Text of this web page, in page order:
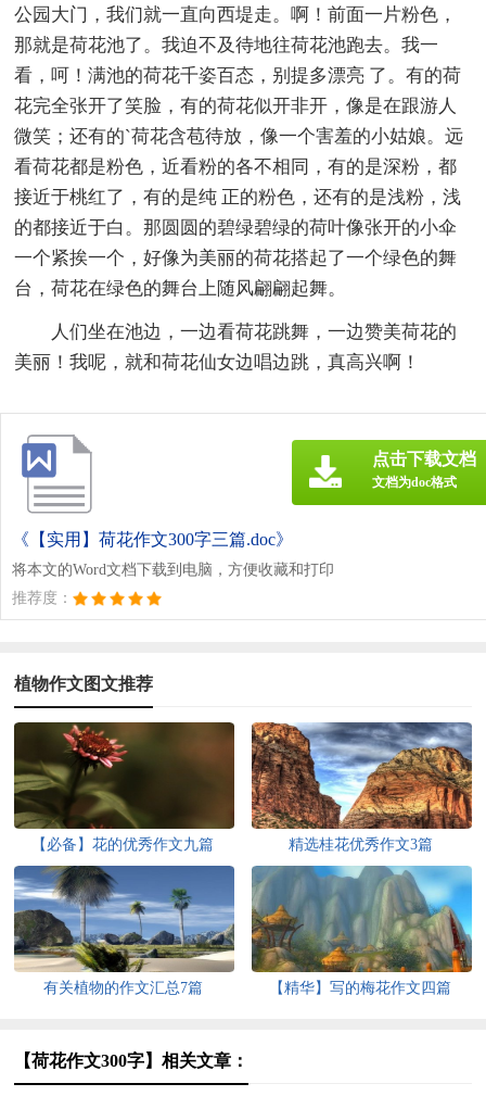
公园大门，我们就一直向西堤走。啊！前面一片粉色，
那就是荷花池了。我迫不及待地往荷花池跑去。我一
看，呵！满池的荷花千姿百态，别提多漂亮 了。有的荷
花完全张开了笑脸，有的荷花似开非开，像是在跟游人
微笑；还有的`荷花含苞待放，像一个害羞的小姑娘。远
看荷花都是粉色，近看粉的各不相同，有的是深粉，都
接近于桃红了，有的是纯 正的粉色，还有的是浅粉，浅
的都接近于白。那圆圆的碧绿碧绿的荷叶像张开的小伞
一个紧挨一个，好像为美丽的荷花搭起了一个绿色的舞
台，荷花在绿色的舞台上随风翩翩起舞。
人们坐在池边，一边看荷花跳舞，一边赞美荷花的
美丽！我呢，就和荷花仙女边唱边跳，真高兴啊！
《【实用】荷花作文300字三篇.doc》
将本文的Word文档下载到电脑，方便收藏和打印
推荐度：
点击下载文档
文档为doc格式
植物作文图文推荐
【必备】花的优秀作文九篇 精选桂花优秀作文3篇
有关植物的作文汇总7篇 【精华】写的梅花作文四篇
【荷花作文300字】相关文章：